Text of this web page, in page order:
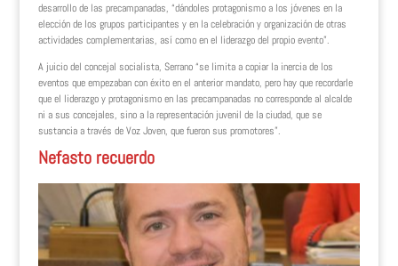
desarrollo de las precampanadas, “dándoles protagonismo a los jóvenes en la
elección de los grupos participantes y en la celebración y organización de otras
actividades complementarias, así como en el liderazgo del propio evento”.
A juicio del concejal socialista, Serrano “se limita a copiar la inercia de los
eventos que empezaban con éxito en el anterior mandato, pero hay que recordarle
que el liderazgo y protagonismo en las precampanadas no corresponde al alcalde
ni a sus concejales, sino a la representación juvenil de la ciudad, que se
sustancia a través de Voz Joven, que fueron sus promotores”.
Nefasto recuerdo